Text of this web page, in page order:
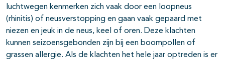
luchtwegen kenmerken zich vaak door een loopneus
(rhinitis) of neusverstopping en gaan vaak gepaard met
niezen en jeuk in de neus, keel of oren. Deze klachten
kunnen seizoensgebonden zijn bij een boompollen of
grassen allergie. Als de klachten het hele jaar optreden is er